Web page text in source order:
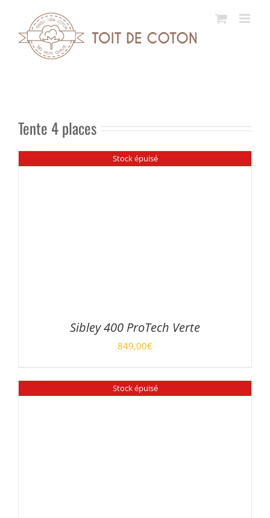
contenu
Tente 4 places
Stock épuisé
DÉTAILS
Sibley 400 ProTech Verte
849,00€
Stock épuisé